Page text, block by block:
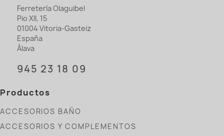
Ferretería Olaguibel
Pio XII, 15
01004 Vitoria-Gasteiz
España
Álava
945 23 18 09
Productos
ACCESORIOS BAÑO
ACCESORIOS Y COMPLEMENTOS